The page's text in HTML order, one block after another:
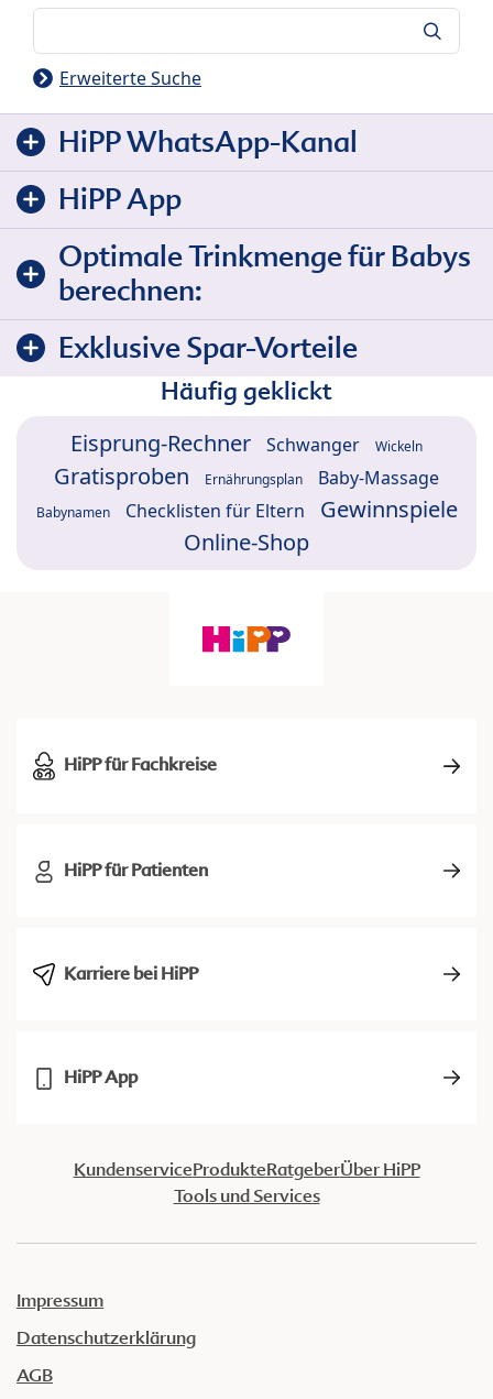
Erweiterte Suche
HiPP WhatsApp-Kanal
HiPP App
Optimale Trinkmenge für Babys
berechnen:
Exklusive Spar-Vorteile
Häufig geklickt
Eisprung-Rechner Schwanger Wickeln
Gratisproben Ernährungsplan Baby-Massage
Babynamen Checklisten für Eltern
Gewinnspiele
Online-Shop
HiPP für Fachkreise
HiPP für Patienten
Karriere bei HiPP
HiPP App
KundenserviceProdukteRatgeberÜber HiPP
Tools und Services
Impressum
Datenschutzerklärung
AGB